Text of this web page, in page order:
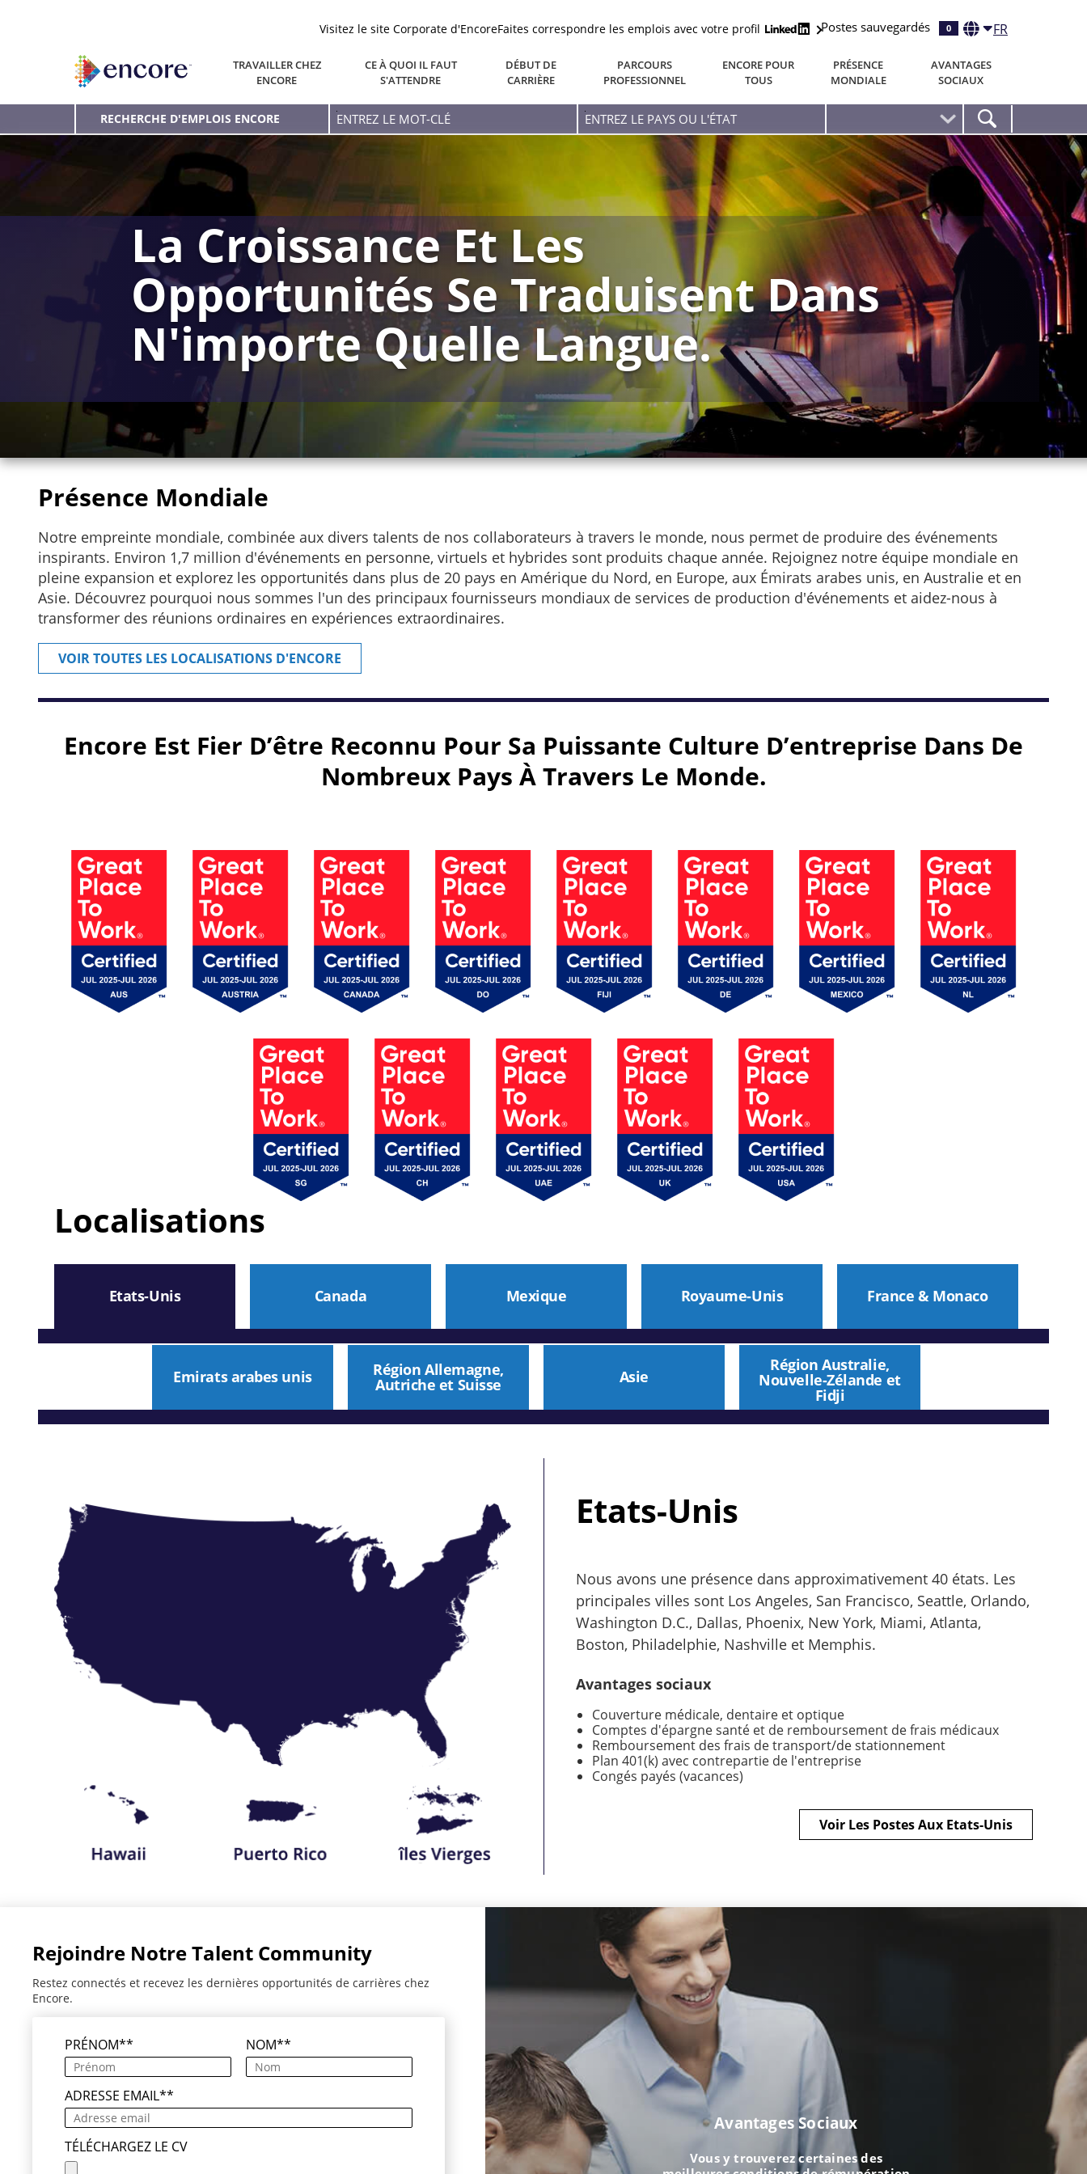
Visitez le site Corporate d'EncoreFaites correspondre les emplois avec votre profil Postes sauvegardés 0 FR
TRAVAILLER CHEZ
ENCORE
CE À QUOI IL FAUT
S'ATTENDRE
DÉBUT DE
CARRIÈRE
PARCOURS
PROFESSIONNEL
ENCORE POUR
TOUS
PRÉSENCE
MONDIALE
AVANTAGES
SOCIAUX
RECHERCHE D'EMPLOIS ENCORE
Entrez
le
mot-
Entrez
Le
La Croissance Et Les
Opportunités Se Traduisent Dans
N'importe Quelle Langue.
Présence Mondiale
Notre empreinte mondiale, combinée aux divers talents de nos collaborateurs à travers le monde, nous permet de produire des événements
inspirants. Environ 1,7 million d'événements en personne, virtuels et hybrides sont produits chaque année. Rejoignez notre équipe mondiale en
pleine expansion et explorez les opportunités dans plus de 20 pays en Amérique du Nord, en Europe, aux Émirats arabes unis, en Australie et en
Asie. Découvrez pourquoi nous sommes l'un des principaux fournisseurs mondiaux de services de production d'événements et aidez-nous à
transformer des réunions ordinaires en expériences extraordinaires.
VOIR TOUTES LES LOCALISATIONS D'ENCORE
Encore Est Fier D’être Reconnu Pour Sa Puissante Culture D’entreprise Dans De
Nombreux Pays À Travers Le Monde.
Localisations
Etats-Unis
Etats-Unis
Nous avons une présence dans approximativement 40 états. Les
principales villes sont Los Angeles, San Francisco, Seattle, Orlando,
Washington D.C., Dallas, Phoenix, New York, Miami, Atlanta,
Boston, Philadelphie, Nashville et Memphis.
Avantages sociaux
Couverture médicale, dentaire et optique
Comptes d'épargne santé et de remboursement de frais médicaux
Remboursement des frais de transport/de stationnement
Plan 401(k) avec contrepartie de l'entreprise
Congés payés (vacances)
Voir Les Postes Aux Etats-Unis
Canada Mexique Royaume-Unis France & Monaco
Emirats arabes unis Région Allemagne,
Autriche et Suisse Asie
Région Australie,
Nouvelle-Zélande et
Fidji
Rejoindre Notre Talent Community
Restez connectés et recevez les dernières opportunités de carrières chez
Encore.
PRÉNOM* NOM*
ADRESSE EMAIL*
TÉLÉCHARGEZ LE CV
Avantages Sociaux
Vous y trouverez certaines des